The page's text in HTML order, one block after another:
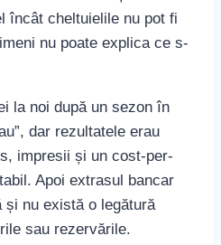
încât cheltuielile nu pot fi
nu poate explica ce s-
la noi după un sezon în
dar rezultatele erau
impresii și un cost-per-
Apoi extrasul bancar
și nu există o legătură
sau rezervările.